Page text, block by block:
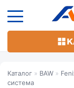
основному
Каталог » BAW »
система